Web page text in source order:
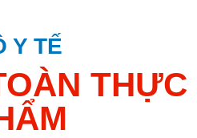
Y TẾ
THỰC